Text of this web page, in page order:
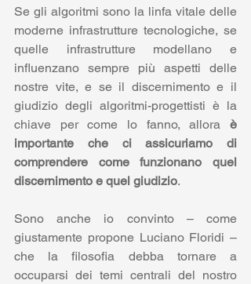
Se gli algoritmi sono la linfa vitale delle
moderne infrastrutture tecnologiche, se
quelle infrastrutture modellano e
influenzano sempre più aspetti delle
nostre vite, e se il discernimento e il
giudizio degli algoritmi-progettisti è la
chiave per come lo fanno, allora è
importante che ci assicuriamo di
comprendere come funzionano quel
discernimento e quel giudizio.
Sono anche io convinto – come
giustamente propone Luciano Floridi –
che la filosofia debba tornare a
occuparsi dei temi centrali del nostro